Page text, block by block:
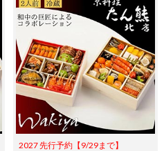
2027 先行予約【9/29まで】